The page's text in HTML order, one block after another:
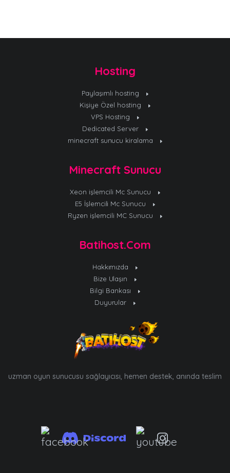
Hosting
Paylaşımlı hosting
Kişiye Özel hosting
VPS Hosting
Dedicated Server
minecraft sunucu kiralama
Minecraft Sunucu
Xeon işlemcili Mc Sunucu
E5 İşlemcili Mc Sunucu
Ryzen işlemcili MC Sunucu
Batihost.Com
Hakkımızda
Bize Ulaşın
Bilgi Bankası
Duyurular
uzman oyun sunucusu sağlayıcısı, hemen destek, anında teslim